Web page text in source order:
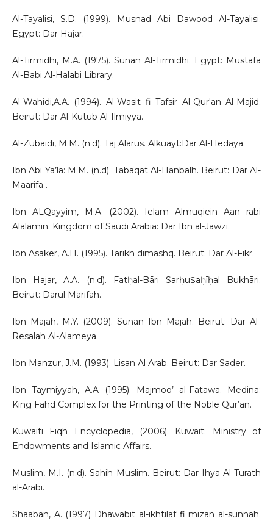
Al-Tayalisi, S.D. (1999). Musnad Abi Dawood Al-Tayalisi.
Egypt: Dar Hajar.
Al-Tirmidhi, M.A. (1975). Sunan Al-Tirmidhi. Egypt: Mustafa
Al-Babi Al-Halabi Library.
Al-Wahidi,A.A. (1994). Al-Wasit fi Tafsir Al-Qur'an Al-Majid.
Beirut: Dar Al-Kutub Al-Ilmiyya.
Al-Zubaidi, M.M. (n.d). Taj Alarus. Alkuayt:Dar Al-Hedaya.
Ibn Abi Ya’la: M.M. (n.d). Tabaqat Al-Hanbalh. Beirut: Dar Al-
Maarifa .
Ibn ALQayyim, M.A. (2002). Ielam Almuqiein Aan rabi
Alalamin. Kingdom of Saudi Arabia: Dar Ibn al-Jawzi.
Ibn Asaker, A.H. (1995). Tarikh dimashq. Beirut: Dar Al-Fikr.
Ibn Hajar, A.A. (n.d). Fatḥal-Bāri SarḥuṢaḥīḥal Bukhāri.
Beirut: Darul Marifah.
Ibn Majah, M.Y. (2009). Sunan Ibn Majah. Beirut: Dar Al-
Resalah Al-Alameya.
Ibn Manzur, J.M. (1993). Lisan Al Arab. Beirut: Dar Sader.
Ibn Taymiyyah, A.A (1995). Majmoo’ al-Fatawa. Medina:
King Fahd Complex for the Printing of the Noble Qur’an.
Kuwaiti Fiqh Encyclopedia, (2006). Kuwait: Ministry of
Endowments and Islamic Affairs.
Muslim, M.I. (n.d). Sahih Muslim. Beirut: Dar Ihya Al-Turath
al-Arabi.
Shaaban, A. (1997) Dhawabit al-ikhtilaf fi mizan al-sunnah.